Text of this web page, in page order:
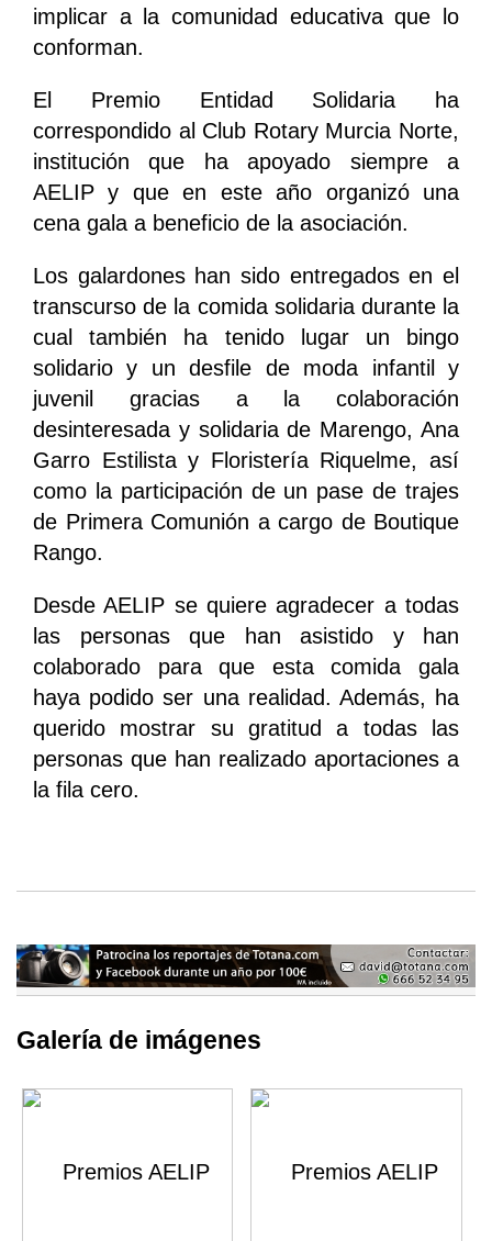
implicar a la comunidad educativa que lo
conforman.
El Premio Entidad Solidaria ha
correspondido al Club Rotary Murcia Norte,
institución que ha apoyado siempre a
AELIP y que en este año organizó una
cena gala a beneficio de la asociación.
Los galardones han sido entregados en el
transcurso de la comida solidaria durante la
cual también ha tenido lugar un bingo
solidario y un desfile de moda infantil y
juvenil gracias a la colaboración
desinteresada y solidaria de Marengo, Ana
Garro Estilista y Floristería Riquelme, así
como la participación de un pase de trajes
de Primera Comunión a cargo de Boutique
Rango.
Desde AELIP se quiere agradecer a todas
las personas que han asistido y han
colaborado para que esta comida gala
haya podido ser una realidad. Además, ha
querido mostrar su gratitud a todas las
personas que han realizado aportaciones a
la fila cero.
Galería de imágenes